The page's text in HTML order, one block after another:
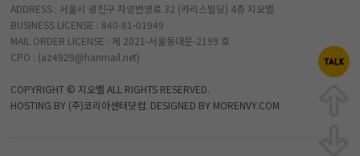
ADDRESS : 서울시 광진구 자양번영로 32 (카리스빌딩) 4층 지오벨
BUSINESS LICENSE : 840-81-01949
MAIL ORDER LICENSE : 제 2021-서울동대문-2199 호
CPO : (az4929@hanmail.net)
COPYRIGHT © 지오벨 ALL RIGHTS RESERVED.
HOSTING BY (주)코리아센터닷컴. DESIGNED BY MORENVY.COM